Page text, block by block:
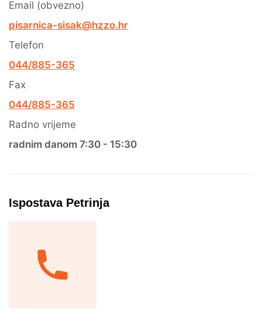
Email (obvezno)
pisarnica-sisak@hzzo.hr
Telefon
044/885-365
Fax
044/885-365
Radno vrijeme
radnim danom 7:30 - 15:30
Ispostava Petrinja